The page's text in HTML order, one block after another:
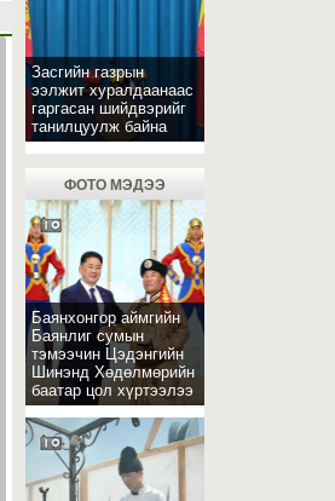
Засгийн газрын
ээлжит хуралдаанаас
гаргасан шийдвэрийг
танилцуулж байна
ФОТО МЭДЭЭ
Баянхонгор аймгийн
Баянлиг сумын
тэмээчин Цэдэнгийн
Шинэнд Хөдөлмөрийн
баатар цол хүртээлээ